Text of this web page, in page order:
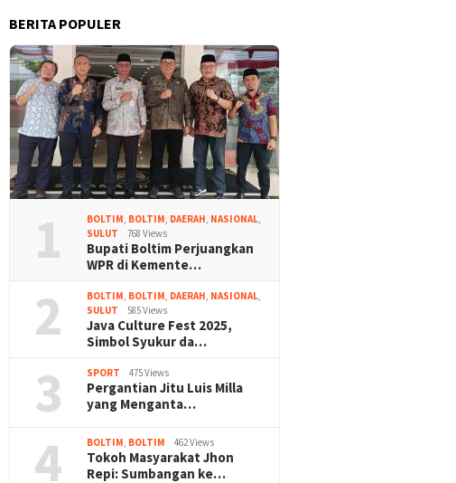
BERITA POPULER
1 BOLTIM BOLTIM DAERAH NASIONAL
SULUT
768 Views
Bupati Boltim Perjuangkan
WPR di Kemente…
2 BOLTIM BOLTIM DAERAH NASIONAL
SULUT
585 Views
Java Culture Fest 2025,
Simbol Syukur da…
3 SPORT 475 Views
Pergantian Jitu Luis Milla
yang Menganta…
4 BOLTIM BOLTIM 462 Views
Tokoh Masyarakat Jhon
Repi: Sumbangan ke…